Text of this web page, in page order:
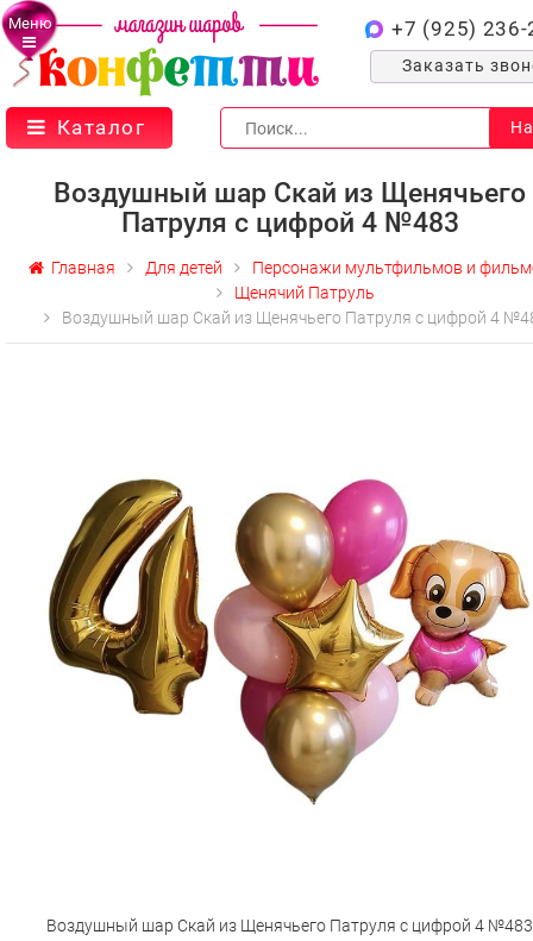
Меню +7 (925) 236-
Заказать
Каталог
Воздушный шар Скай из Щенячьего
Патруля с цифрой 4 №483
Главная Для детей
Персонажи мультфильмов и
Щенячий Патруль
Воздушный шар Скай из Щенячьего Патруля с цифрой 4
Воздушный шар Скай из Щенячьего Патруля с цифрой 4 №483